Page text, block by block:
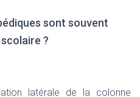
sont souvent
?
latérale de la colonne